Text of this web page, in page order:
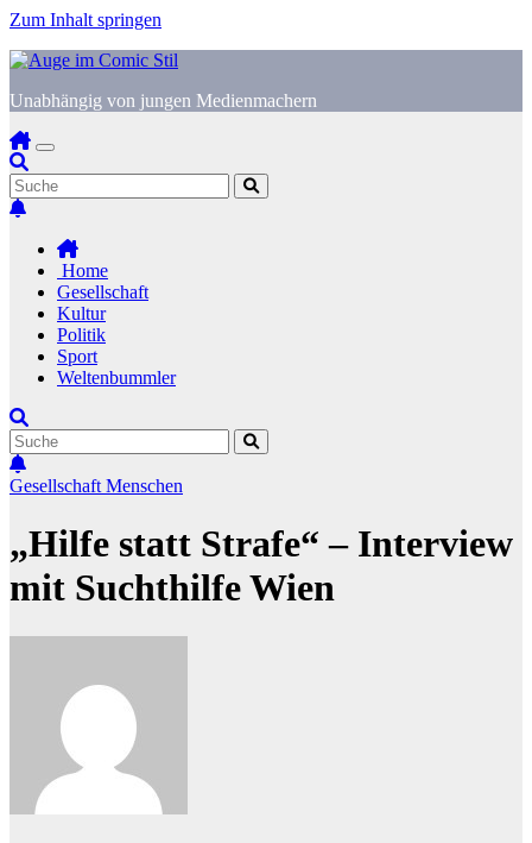
Zum Inhalt springen
Unabhängig von jungen Medienmachern
Home
Gesellschaft
Kultur
Politik
Sport
Weltenbummler
Gesellschaft Menschen
„Hilfe statt Strafe“ – Interview
mit Suchthilfe Wien